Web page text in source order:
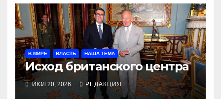
В МИРЕ ВЛАСТЬ НАША ТЕМА
Исход британского центра
ИЮЛ 20, 2026 РЕДАКЦИЯ